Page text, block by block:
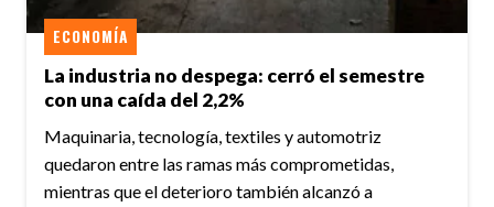
La industria no despega: cerró el semestre
con una caída del 2,2%
ECONOMÍA
Maquinaria, tecnología, textiles y automotriz
quedaron entre las ramas más comprometidas,
mientras que el deterioro también alcanzó a